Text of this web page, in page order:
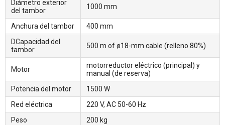
Diámetro exterior
del tambor
1000 mm
Anchura del tambor
400 mm
DCapacidad del
tambor
500 m of ø18-mm cable (relleno 80%)
Motor
motorreductor eléctrico (principal) y
manual (de reserva)
Potencia del motor
1500 W
Red eléctrica
220 V, AC 50-60 Hz
Peso
200 kg